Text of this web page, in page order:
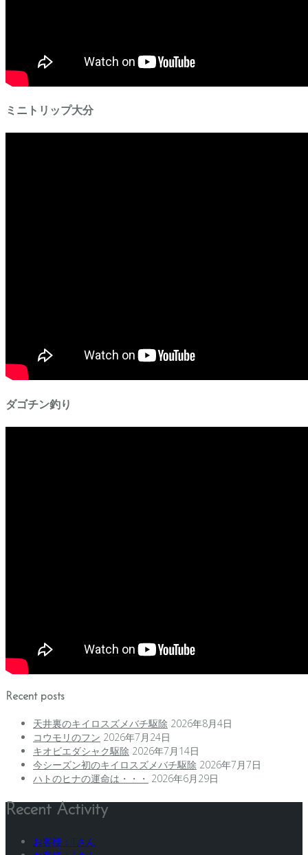
ミニトリップ大分
ダゴチン釣り
Recent posts
天井裏のキイロスズメバチ駆除 2026年8月4日
コウモリのフン 2026年7月24日
キオビエダシャク駆除 2026年7月14日
今シーズン初のキイロスズメバチ駆除 2026年7月7日
ハトのヒナの運命は・・・ 2026年6月29日
Recent Activity
お客様：Tさん